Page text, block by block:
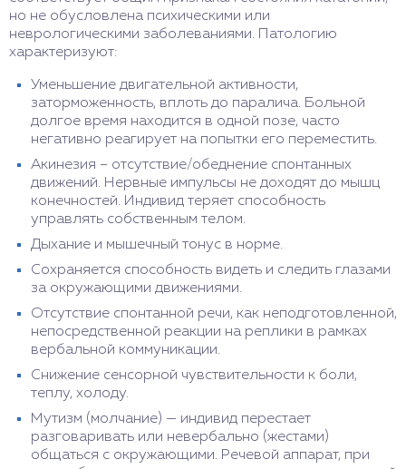
но не обусловлена психическими или
неврологическими заболеваниями. Патологию
характеризуют:
Уменьшение двигательной активности,
заторможенность, вплоть до паралича. Больной
долгое время находится в одной позе, часто
негативно реагирует на попытки его переместить.
Акинезия – отсутствие/обеднение спонтанных
движений. Нервные импульсы не доходят до мышц
конечностей. Индивид теряет способность
управлять собственным телом.
Дыхание и мышечный тонус в норме.
Сохраняется способность видеть и следить глазами
за окружающими движениями.
Отсутствие спонтанной речи, как неподготовленной,
непосредственной реакции на реплики в рамках
вербальной коммуникации.
Снижение сенсорной чувствительности к боли,
теплу, холоду.
Мутизм (молчание) — индивид перестает
разговаривать или невербально (жестами)
общаться с окружающими. Речевой аппарат, при